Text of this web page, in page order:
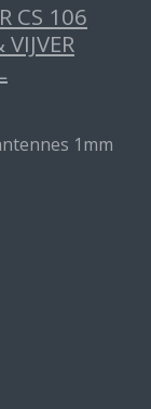
CS 106
1mm